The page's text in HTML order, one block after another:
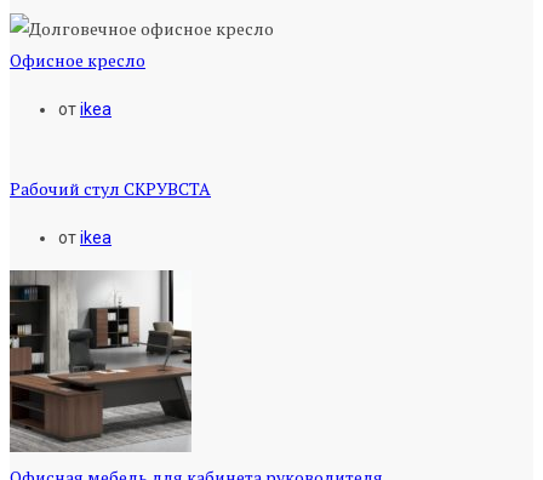
Офисное кресло
отikea
Рабочий стул СКРУВСТА
отikea